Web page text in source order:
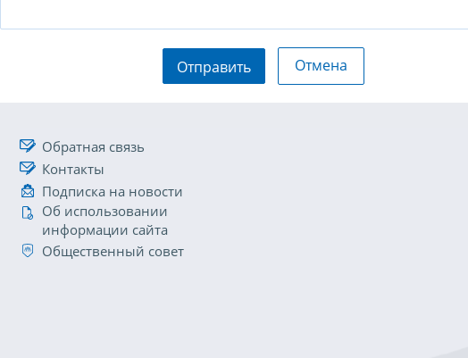
Отправить Отмена
Обратная связь
Контакты
Подписка на новости
Об использовании
информации сайта
Общественный совет